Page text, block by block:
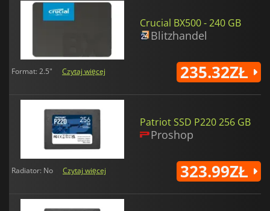
Crucial BX500 - 240 GB
Blitzhandel
Format: 2.5" Czytaj więcej 235.32ZŁ
Patriot SSD P220 256 GB
Proshop
Radiator: No Czytaj więcej 323.99ZŁ